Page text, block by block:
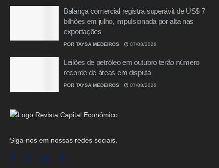
Balança comercial registra superávit de US$ 7
bilhões em julho, impulsionada por alta nas
exportações
POR TAYSA MEDEIROS 07/08/2026
Leilões de petróleo em outubro terão número
recorde de áreas em disputa
POR TAYSA MEDEIROS 07/08/2026
Siga-nos em nossas redes sociais.